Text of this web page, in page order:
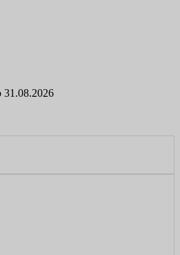
31.08.2026